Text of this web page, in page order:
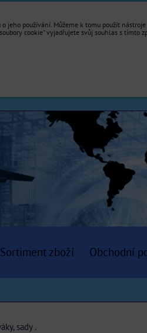
Sortiment zboží Obchodní
sady .
jeho používání. Můžeme k tomu použít
cookie“ vyjadřujete svůj souhlas s tímto